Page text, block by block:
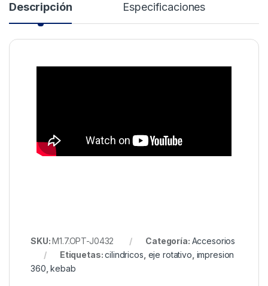
Descripción Especificaciones
SKU:M1.7.OPT-J0432 Categoría: Accesorios
Etiquetas:cilindricos eje rotativo impresion
360 ,kebab